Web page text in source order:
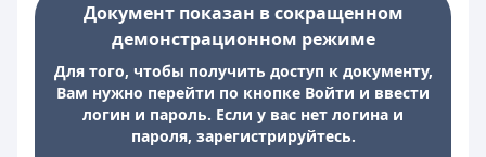
Документ показан в сокращенном
демонстрационном режиме
Для того, чтобы получить доступ к документу,
Вам нужно перейти по кнопке Войти и ввести
логин и пароль. Если у вас нет логина и
пароля, зарегистрируйтесь.